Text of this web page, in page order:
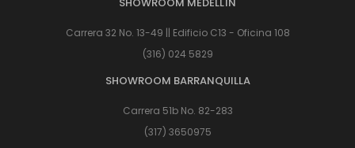
SHOWROOM MEDELLÍN
Carrera 32 No. 13-49 || Edificio C13 - Oficina 108
(316) 024 5829
SHOWROOM BARRANQUILLA
Carrera 51b No. 82-283
(317) 3650975